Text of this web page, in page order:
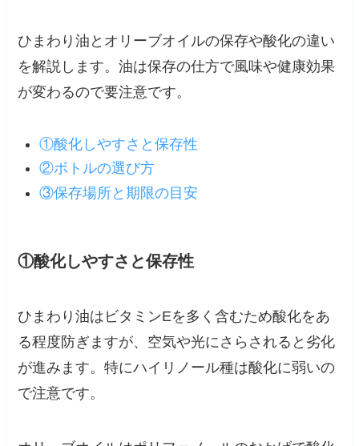
ひまわり油とオリーブオイルの保存や酸化の違い
を解説します。油は保存の仕方で風味や健康効果
が変わるので要注意です。
①酸化しやすさと保存性
②ボトルの選び方
③保存場所と期限の目安
①酸化しやすさと保存性
ひまわり油はビタミンEを多く含むため酸化をあ
る程度防ぎますが、空気や光にさらされると劣化
が進みます。特にハイリノール種は酸化に弱いの
で注意です。